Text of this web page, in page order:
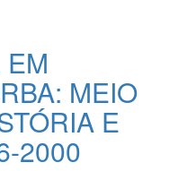
MEIO
E
2000